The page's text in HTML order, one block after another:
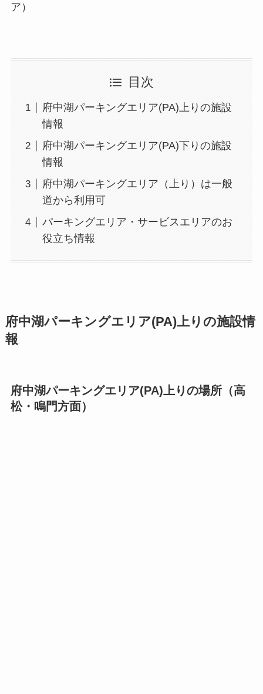
ア）
目次
府中湖パーキングエリア(PA)上りの施設
情報
府中湖パーキングエリア(PA)下りの施設
情報
府中湖パーキングエリア（上り）は一般
道から利用可
パーキングエリア・サービスエリアのお
役立ち情報
府中湖パーキングエリア(PA)上りの施設情
報
府中湖パーキングエリア(PA)上りの場所（高
松・鳴門方面）